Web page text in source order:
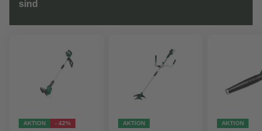
sind
AKTION - 42% AKTION AKTION